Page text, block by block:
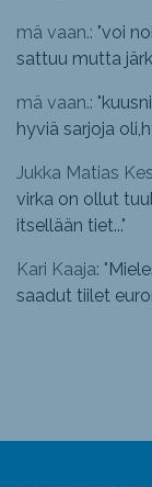
mä vaan.: "voi
sattuu mutta
mä vaan.: "
hyviä sarjoja
Jukka Matias
virka on ollut
itsellään tiet..."
Kari Kaaja: "
saadut tiilet